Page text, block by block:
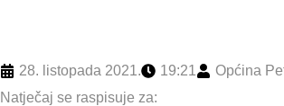
28. listopada 2021. 19:21
Općina
Natječaj se raspisuje za: